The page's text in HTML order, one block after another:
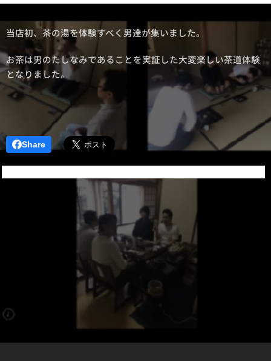
当店初、茶の湯を体験すべく男達が集いました。
お茶は男のたしなみであることを実証した大変楽しい茶道体験
となりました。
Share